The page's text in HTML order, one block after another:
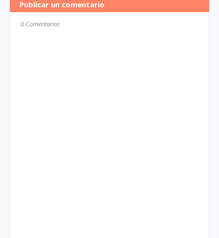
Publicar un comentario
0 Comentarios